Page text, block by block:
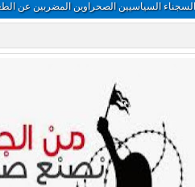
السياسيين الصحراوين المضربين عن